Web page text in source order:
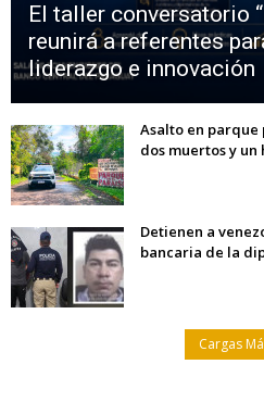
El taller conversatorio
reunirá a referentes
liderazgo e innovación
Asalto en
dos muertos y
Detienen a
bancaria de la
Cargas